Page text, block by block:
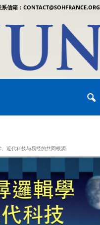
信箱：CONTACT@SOHFRANCE.ORG
、近代科技与易经的共同根源